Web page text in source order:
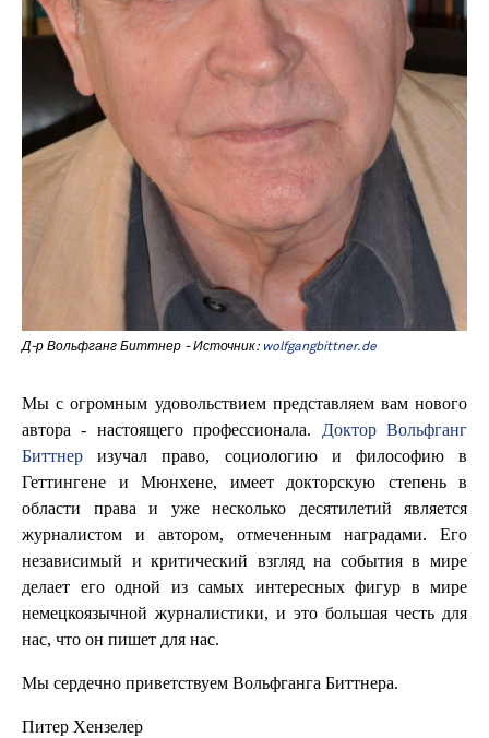
Д-р Вольфганг Биттнер - Источник: wolfgangbittner.de
Мы с огромным удовольствием представляем вам нового
автора - настоящего профессионала. Доктор Вольфганг
Биттнер изучал право, социологию и философию в
Геттингене и Мюнхене, имеет докторскую степень в
области права и уже несколько десятилетий является
журналистом и автором, отмеченным наградами. Его
независимый и критический взгляд на события в мире
делает его одной из самых интересных фигур в мире
немецкоязычной журналистики, и это большая честь для
нас, что он пишет для нас.
Мы сердечно приветствуем Вольфганга Биттнера.
Питер Хензелер